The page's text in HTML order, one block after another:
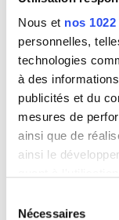
Nous et nos
personnelles,
technologies
à des
publicités et du
mesures de
ainsi que de
ainsi le
tout moment en
Nécessaires